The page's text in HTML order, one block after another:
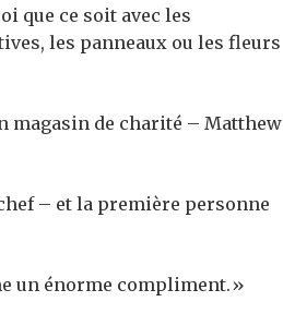
que ce soit avec les
les panneaux ou les fleurs
magasin de charité – Matthew
– et la première personne
un énorme compliment.»